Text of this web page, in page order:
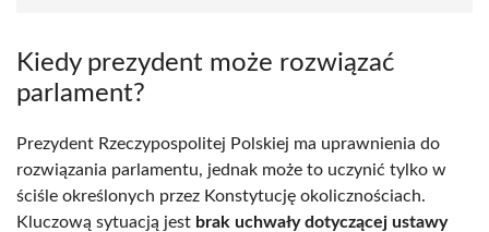
Kiedy prezydent może rozwiązać
parlament?
Prezydent Rzeczypospolitej Polskiej ma uprawnienia do
rozwiązania parlamentu, jednak może to uczynić tylko w
ściśle określonych przez Konstytucję okolicznościach.
Kluczową sytuacją jest brak uchwały dotyczącej ustawy